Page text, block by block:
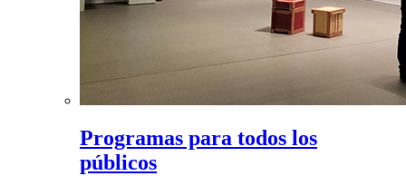
Programas para todos los
públicos